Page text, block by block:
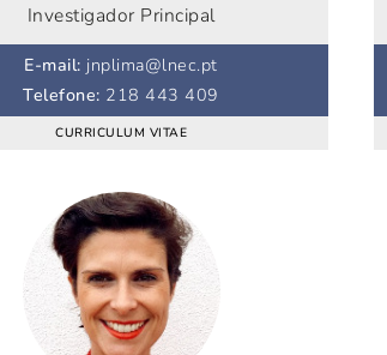
Investigador Principal
E-mail: jnplima@lnec.pt
Telefone: 218 443 409
CURRICULUM VITAE